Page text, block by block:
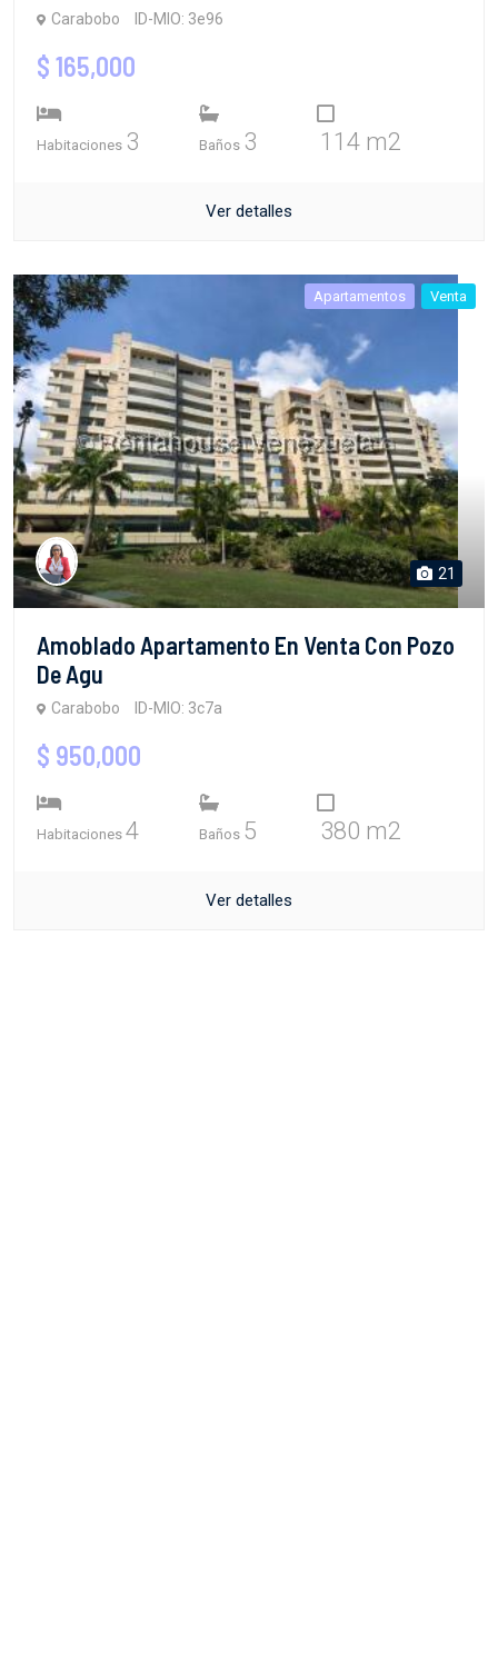
Carabobo ID-MIO: 3e96
$ 165,000
Habitaciones 3 Baños 3 114 m2
Ver detalles
Apartamentos Venta
21
Amoblado Apartamento En Venta Con Pozo
De Agu
Carabobo ID-MIO: 3c7a
$ 950,000
Habitaciones 4 Baños 5 380 m2
Ver detalles